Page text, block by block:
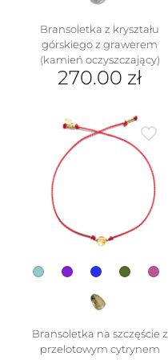
Bransoletka z kryształu
górskiego z grawerem
(kamień oczyszczający)
270.00 zł
Bransoletka na szczęście z
przelotowym cytrynem